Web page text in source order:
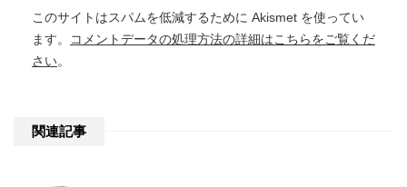
このサイトはスパムを低減するために Akismet を使ってい
ます。
コメントデータの処理方法の詳細はこちらをご覧くだ
さい。
関連記事